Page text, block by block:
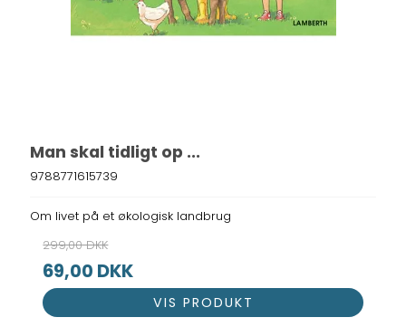
Man skal tidligt op ...
9788771615739
Om livet på et økologisk landbrug
299,00 DKK
69,00 DKK
VIS PRODUKT